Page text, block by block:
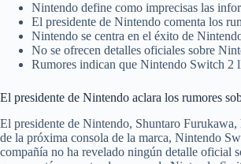
Nintendo define como imprecisas las
El presidente de Nintendo comenta los
Nintendo se centra en el éxito de
No se ofrecen detalles oficiales sobre
Rumores indican que Nintendo Switch 2
El presidente de Nintendo aclara los rumores
El presidente de Nintendo, Shuntaro Furukawa,
de la próxima consola de la marca, Nintendo
compañía no ha revelado ningún detalle oficial